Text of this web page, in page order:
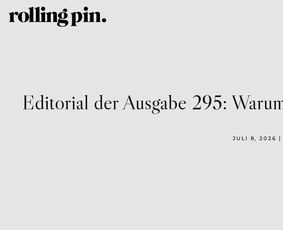
Editorial der Ausgabe 295:
JULI 8, 2026 |